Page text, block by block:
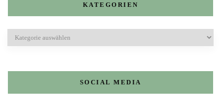
KATEGORIEN
SOCIAL MEDIA